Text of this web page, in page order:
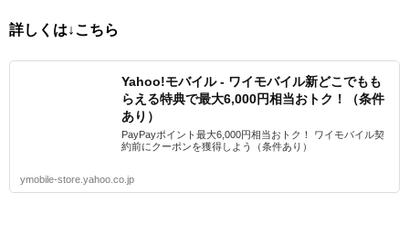
詳しくは↓こちら
Yahoo!モバイル - ワイモバイル新どこでもも
らえる特典で最大6,000円相当おトク！（条件
あり）
PayPayポイント最大6,000円相当おトク！ ワイモバイル契
約前にクーポンを獲得しよう（条件あり）
ymobile-store.yahoo.co.jp